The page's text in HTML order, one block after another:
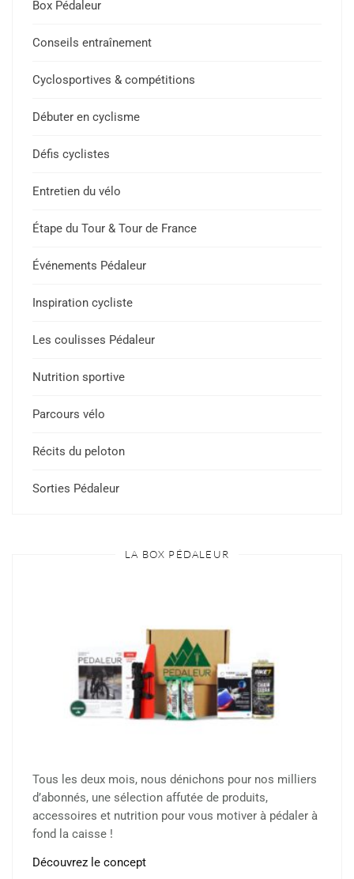
Box Pédaleur
Conseils entraînement
Cyclosportives & compétitions
Débuter en cyclisme
Défis cyclistes
Entretien du vélo
Étape du Tour & Tour de France
Événements Pédaleur
Inspiration cycliste
Les coulisses Pédaleur
Nutrition sportive
Parcours vélo
Récits du peloton
Sorties Pédaleur
LA BOX PÉDALEUR
Tous les deux mois, nous dénichons pour nos milliers
d’abonnés, une sélection affutée de produits,
accessoires et nutrition pour vous motiver à pédaler à
fond la caisse !
Découvrez le concept